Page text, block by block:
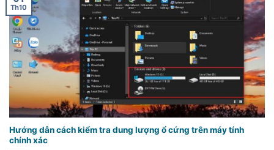
Hướng dẫn cách kiểm tra dung lượng ổ cứng trên máy tính
chính xác
Th10